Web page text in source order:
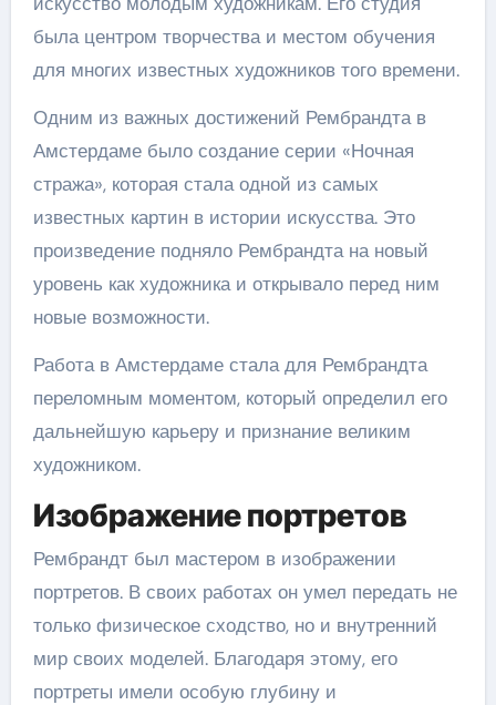
была центром творчества и местом обучения
для многих известных художников того времени.
Одним из важных достижений Рембрандта в
Амстердаме было создание серии «Ночная
стража», которая стала одной из самых
известных картин в истории искусства. Это
произведение подняло Рембрандта на новый
уровень как художника и открывало перед ним
новые возможности.
Работа в Амстердаме стала для Рембрандта
переломным моментом, который определил его
дальнейшую карьеру и признание великим
художником.
Изображение портретов
Рембрандт был мастером в изображении
портретов. В своих работах он умел передать не
только физическое сходство, но и внутренний
мир своих моделей. Благодаря этому, его
портреты имели особую глубину и